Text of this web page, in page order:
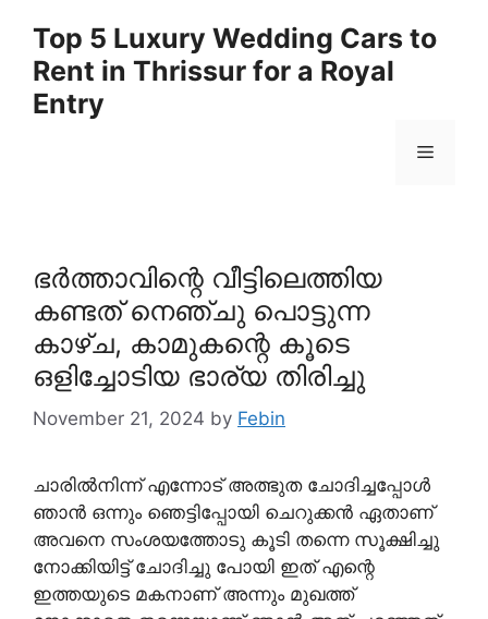
content
Top 5 Luxury Wedding Cars to
Rent in Thrissur for a Royal
Entry
Menu
ഭർത്താവിന്റെ വീട്ടിലെത്തിയ
കണ്ടത് നെഞ്ചു പൊട്ടുന്ന
കാഴ്ച, കാമുകന്റെ കൂടെ
ഒളിച്ചോടിയ ഭാര്യ തിരിച്ചു
November 21, 2024 by Febin
ചാരിൽനിന്ന് എന്നോട് അത്ഭുത ചോദിച്ചപ്പോൾ
ഞാൻ ഒന്നും ഞെട്ടിപ്പോയി ചെറുക്കൻ ഏതാണ്
അവനെ സംശയത്തോടു കൂടി തന്നെ സൂക്ഷിച്ചു
നോക്കിയിട്ട് ചോദിച്ചു പോയി ഇത് എന്റെ
ഇത്തയുടെ മകനാണ് അന്നും മുഖത്ത്